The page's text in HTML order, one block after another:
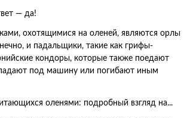
— да!
охотящимися на оленей, являются орлы
и падальщики, такие как грифы-
кондоры, которые также поедают
под машину или погибают иным